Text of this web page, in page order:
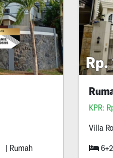
| Rumah
KPR:
Villa
6+2